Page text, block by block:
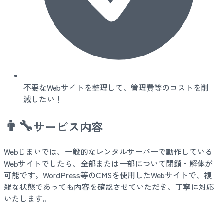
不要なWebサイトを整理して、管理費等のコストを削
減したい！
👨‍🔧サービス内容
Webじまいでは、一般的なレンタルサーバーで動作している
Webサイトでしたら、全部または一部について閉鎖・解体が
可能です。WordPress等のCMSを使用したWebサイトで、複
雑な状態であっても内容を確認させていただき、丁寧に対応
いたします。